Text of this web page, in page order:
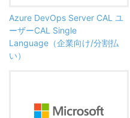
Azure DevOps Server CAL ユ
ーザーCAL Single
Language（企業向け/分割払
い）